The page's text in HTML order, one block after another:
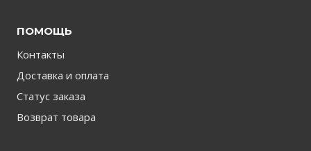
ПОМОЩЬ
Контакты
Доставка и оплата
Статус заказа
Возврат товара